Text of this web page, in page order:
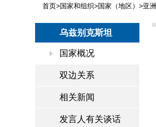
首页>国家和组织>国家（地区） >亚洲
乌兹别克斯坦
国家概况
双边关系
相关新闻
发言人有关谈话